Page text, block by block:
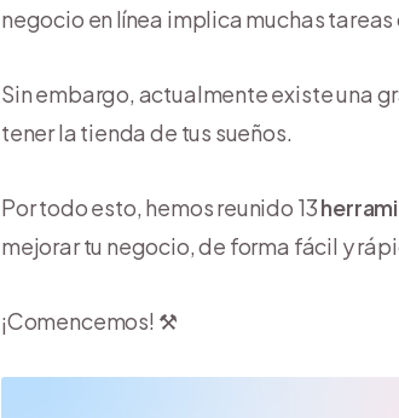
negocio en línea implica muchas
Sin embargo, actualmente existe una
tener la tienda de tus sueños.
Por todo esto, hemos reunido 13
mejorar tu negocio, de forma fácil y
¡Comencemos! ⚒️